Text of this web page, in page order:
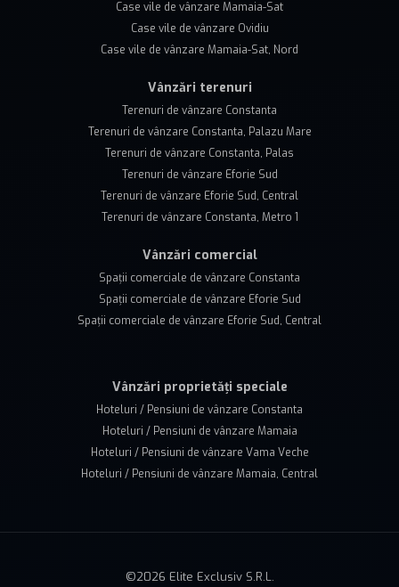
Case vile de vânzare Mamaia-Sat
Case vile de vânzare Ovidiu
Case vile de vânzare Mamaia-Sat, Nord
Vânzări terenuri
Terenuri de vânzare Constanta
Terenuri de vânzare Constanta, Palazu Mare
Terenuri de vânzare Constanta, Palas
Terenuri de vânzare Eforie Sud
Terenuri de vânzare Eforie Sud, Central
Terenuri de vânzare Constanta, Metro 1
Vânzări comercial
Spații comerciale de vânzare Constanta
Spații comerciale de vânzare Eforie Sud
Spații comerciale de vânzare Eforie Sud, Central
Vânzări proprietăți speciale
Hoteluri / Pensiuni de vânzare Constanta
Hoteluri / Pensiuni de vânzare Mamaia
Hoteluri / Pensiuni de vânzare Vama Veche
Hoteluri / Pensiuni de vânzare Mamaia, Central
©2026 Elite Exclusiv S.R.L.